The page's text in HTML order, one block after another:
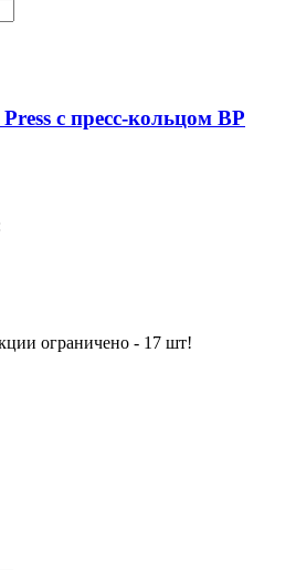
с пресс-кольцом ВР
ограничено - 17 шт!